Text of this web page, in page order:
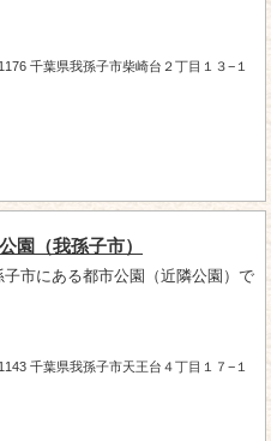
千葉県我孫子市柴崎台２丁目１３−１
園（我孫子市）
子市にある都市公園（近隣公園）で
千葉県我孫子市天王台４丁目１７−１